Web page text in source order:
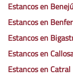
Estancos en
Estancos en
Estancos en
Estancos en
Estancos en Catral